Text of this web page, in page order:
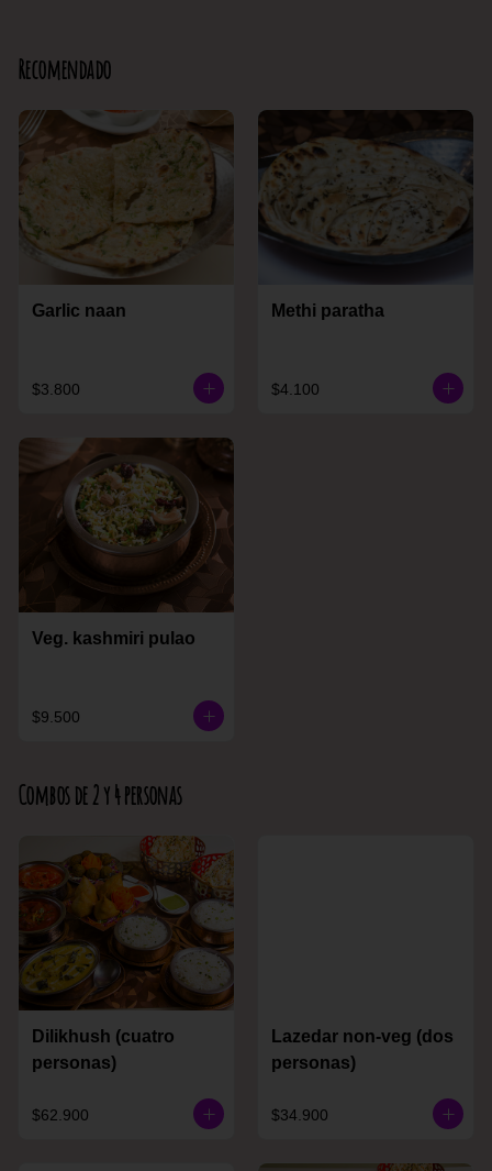
Recomendado
Garlic naan
$3.800
Methi paratha
$4.100
Veg. kashmiri pulao
$9.500
Combos de 2 y 4 personas
Dilikhush (cuatro
personas)
$62.900
Lazedar non-veg (dos
personas)
$34.900